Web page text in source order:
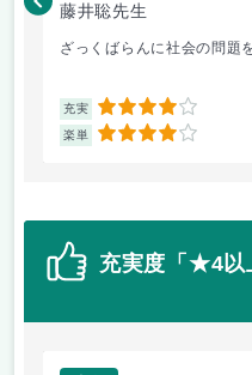
藤井聡先生
ざっくばらんに社会の問題
充実 4
楽単 4
充実度「★4以